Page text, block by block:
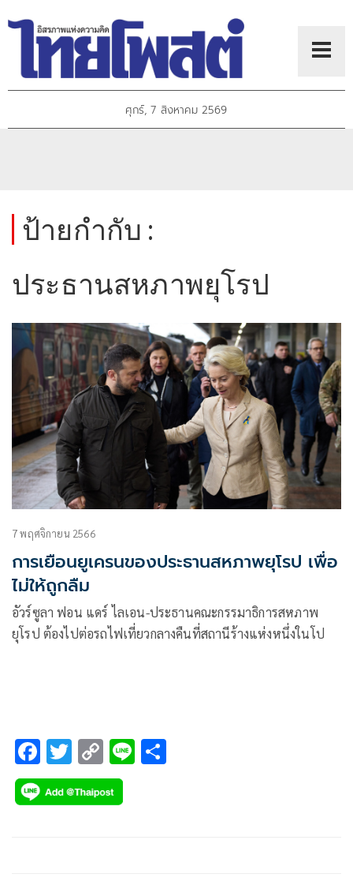
ศุกร์, 7 สิงหาคม 2569
ป้ายกำกับ :
ประธานสหภาพยุโรป
7 พฤศจิกายน 2566
การเยือนยูเครนของประธานสหภาพยุโรป เพื่อ
ไม่ให้ถูกลืม
อัวร์ซูลา ฟอน แดร์ ไลเอน-ประธานคณะกรรมาธิการสหภาพ
ยุโรป ต้องไปต่อรถไฟเที่ยวกลางคืนที่สถานีร้างแห่งหนึ่งในโป
F
ac
e
T
wi
tt
C
o
p
Li